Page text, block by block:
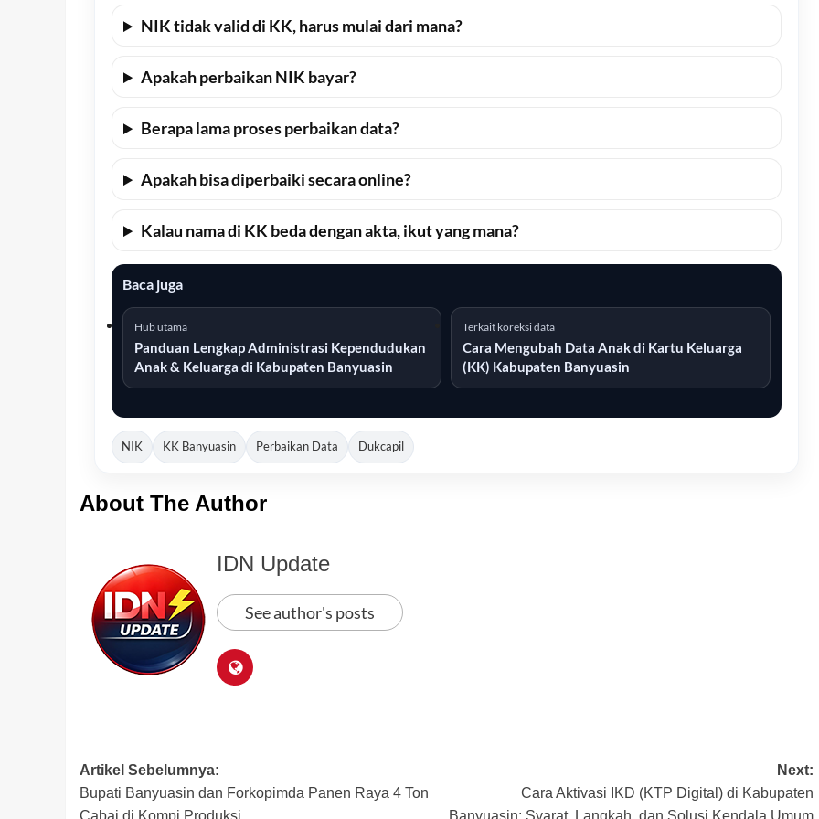
NIK tidak valid di KK, harus mulai dari mana?
Apakah perbaikan NIK bayar?
Berapa lama proses perbaikan data?
Apakah bisa diperbaiki secara online?
Kalau nama di KK beda dengan akta, ikut yang mana?
Baca juga
Hub utama
Panduan Lengkap Administrasi Kependudukan
Anak & Keluarga di Kabupaten Banyuasin
Terkait koreksi data
Cara Mengubah Data Anak di Kartu Keluarga
(KK) Kabupaten Banyuasin
NIK KK Banyuasin Perbaikan Data Dukcapil
About The Author
IDN Update
See author's posts
Post
navigation
Artikel Sebelumnya:
Bupati Banyuasin dan Forkopimda Panen Raya 4 Ton
Next:
Cara Aktivasi IKD (KTP Digital) di Kabupaten